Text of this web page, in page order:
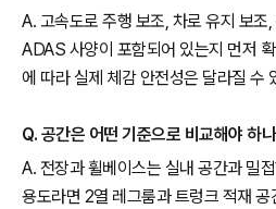
A. 고속도로 주행 보조, 차로 유지 보조
ADAS 사양이 포함되어 있는지 먼저
에 따라 실제 체감 안전성은 달라질 수
Q. 공간은 어떤 기준으로 비교해야 하
A. 전장과 휠베이스는 실내 공간과 밀
용도라면 2열 레그룸과 트렁크 적재